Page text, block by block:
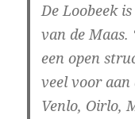
De Loobeek
van de Maas.
een open
veel voor aan
Venlo, Oirlo,